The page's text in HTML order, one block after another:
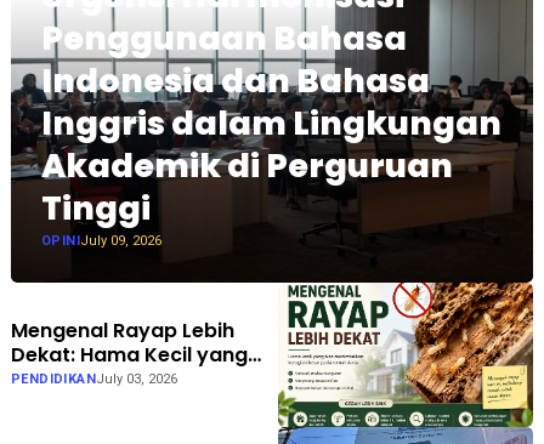
Penggunaan Bahasa
Indonesia dan Bahasa
Inggris dalam Lingkungan
Akademik di Perguruan
Tinggi
OPINI July 09, 2026
Mengenal Rayap Lebih
Dekat: Hama Kecil yang
Bisa Menimbulkan
PENDIDIKANJuly 03, 2026